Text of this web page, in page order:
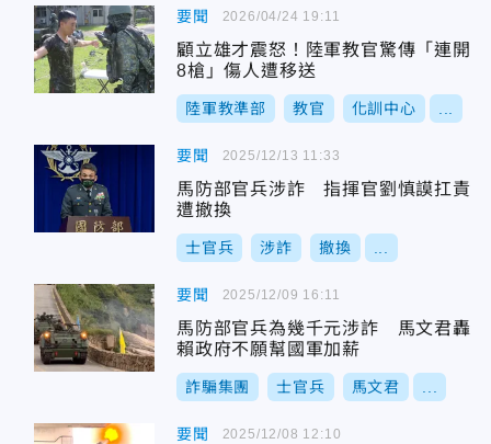
要聞
顧立雄才震怒！陸軍教官驚傳「連開
8槍」傷人遭移送
陸軍教準部 教官 化訓中心
2026/04/24 19:11
要聞
馬防部官兵涉詐 指揮官劉慎謨扛責
遭撤換
士官兵 涉詐 撤換
2025/12/13 11:33
要聞
馬防部官兵為幾千元涉詐 馬文君轟
賴政府不願幫國軍加薪
詐騙集團 士官兵 馬文君
2025/12/09 16:11
要聞 2025/12/08 12:10